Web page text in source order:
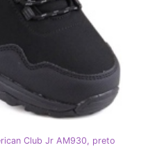
Club Jr AM930, preto